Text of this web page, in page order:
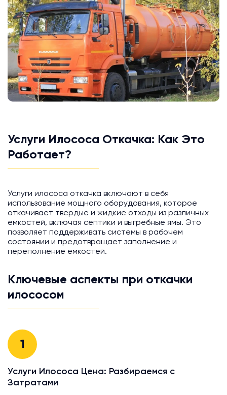
Услуги Илососа Откачка: Как Это
Работает?
Услуги илососа откачка включают в себя
использование мощного оборудования, которое
откачивает твердые и жидкие отходы из различных
емкостей, включая септики и выгребные ямы. Это
позволяет поддерживать системы в рабочем
состоянии и предотвращает заполнение и
переполнение емкостей.
Ключевые аспекты при откачки
илососом
1
Услуги Илососа Цена: Разбираемся с
Затратами